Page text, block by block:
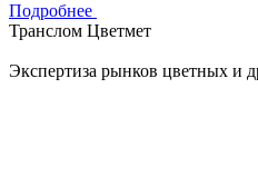
Подробнее
Транслом Цветмет
Экспертиза рынков цветных и